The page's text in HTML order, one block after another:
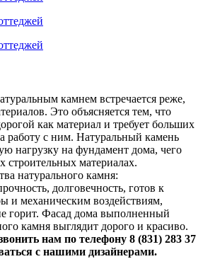
камнем встречается реже,
Это объясняется тем, что
как материал и требует больших
работу с ним. Натуральный камень
нагрузку на фундамент дома, чего
строительных материалах.
натурального камня:
долговечность, готов к
и механическим воздействиям,
горит. Фасад дома выполненный
камня выглядит дорого и красиво.
нам по телефону 8 (831) 283 37
с нашими дизайнерами.